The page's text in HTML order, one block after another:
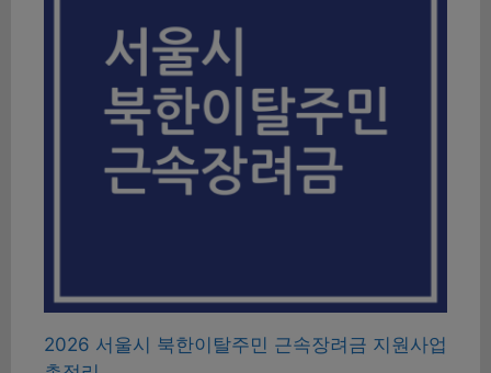
2026 서울시 북한이탈주민 근속장려금 지원사업